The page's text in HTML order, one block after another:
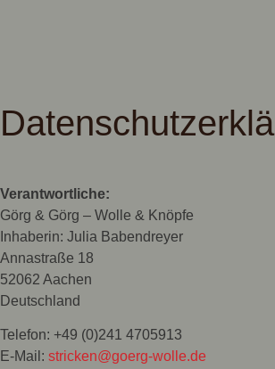
Verantwortliche:
Görg & Görg – Wolle & Knöpfe
Inhaberin: Julia Babendreyer
Annastraße 18
52062 Aachen
Deutschland
Telefon: +49 (0)241 4705913
E-Mail: stricken@goerg-wolle.de